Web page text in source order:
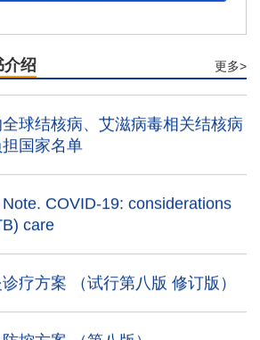
绍 更多>
结核病的防控》荣获2021 年
中国新发展奖”
球结核病、艾滋病毒相关结核病
国家名单
COVID-19: considerations
care
疗方案 （试行第八版 修订版）
控方案 （第八版）